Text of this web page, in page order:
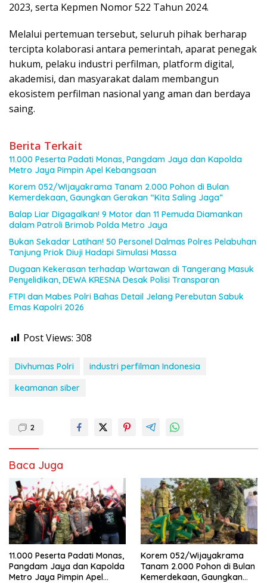
2023, serta Kepmen Nomor 522 Tahun 2024.
Melalui pertemuan tersebut, seluruh pihak berharap
tercipta kolaborasi antara pemerintah, aparat penegak
hukum, pelaku industri perfilman, platform digital,
akademisi, dan masyarakat dalam membangun
ekosistem perfilman nasional yang aman dan berdaya
saing.
Berita Terkait
11.000 Peserta Padati Monas, Pangdam Jaya dan Kapolda
Metro Jaya Pimpin Apel Kebangsaan
Korem 052/Wijayakrama Tanam 2.000 Pohon di Bulan
Kemerdekaan, Gaungkan Gerakan “Kita Saling Jaga”
Balap Liar Digagalkan! 9 Motor dan 11 Pemuda Diamankan
dalam Patroli Brimob Polda Metro Jaya
Bukan Sekadar Latihan! 50 Personel Dalmas Polres Pelabuhan
Tanjung Priok Diuji Hadapi Simulasi Massa
Dugaan Kekerasan terhadap Wartawan di Tangerang Masuk
Penyelidikan, DEWA KRESNA Desak Polisi Transparan
FTPI dan Mabes Polri Bahas Detail Jelang Perebutan Sabuk
Emas Kapolri 2026
Post Views: 308
Divhumas Polri
industri perfilman Indonesia
keamanan siber
2
Baca Juga
11.000 Peserta Padati Monas,
Pangdam Jaya dan Kapolda
Metro Jaya Pimpin Apel
Korem 052/Wijayakrama
Tanam 2.000 Pohon di Bulan
Kemerdekaan, Gaungkan